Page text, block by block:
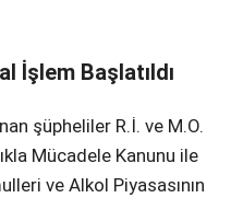
İşlem Başlatıldı
şüpheliler R.İ. ve M.O.
Mücadele Kanunu ile
ve Alkol Piyasasının